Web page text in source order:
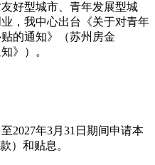
好型城市、青年发展型城
，我中心出台《关于对青年
的通知》（苏州房金
》）。
年3月31日期间申请本
）和贴息。